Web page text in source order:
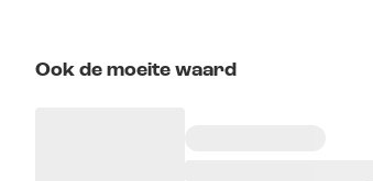
Ook de moeite waard